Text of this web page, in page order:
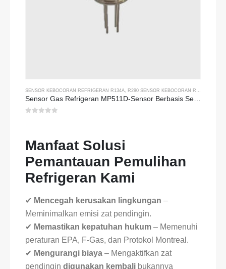
SENSOR KEBOCORAN REFRIGERAN R134A R290 SENSOR KEBOCORAN REFRIGERAN
Manfaat Solusi
Pemantauan Pemulihan
Refrigeran Kami
✔ Mencegah kerusakan lingkungan –
Meminimalkan emisi zat pendingin.
✔ Memastikan kepatuhan hukum – Memenuhi
peraturan EPA, F-Gas, dan Protokol Montreal.
✔ Mengurangi biaya – Mengaktifkan zat
pendingin digunakan kembali bukannya